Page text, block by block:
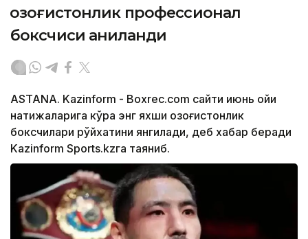
қозоғистонлик профессионал
боксчиси аниқланди
ASTANA. Kazinform - Boxrec.com сайти июнь ойи
натижаларига кўра энг яхши қозоғистонлик
боксчилари рўйхатини янгилади, деб хабар беради
Kazinform Sports.kzга таяниб.